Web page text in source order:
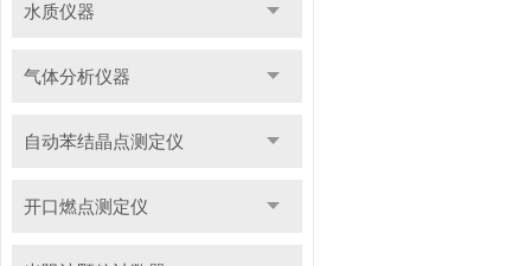
水质仪器
气体分析仪器
自动苯结晶点测定仪
开口燃点测定仪